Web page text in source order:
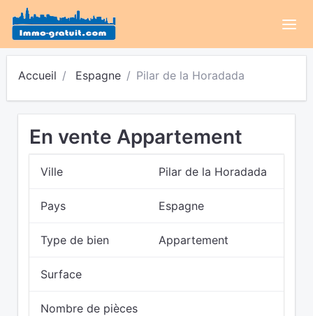
Accueil Espagne Pilar de la Horadada
En vente Appartement
Ville Pilar de la Horadada
Pays Espagne
Type de bien Appartement
Surface
Nombre de pièces